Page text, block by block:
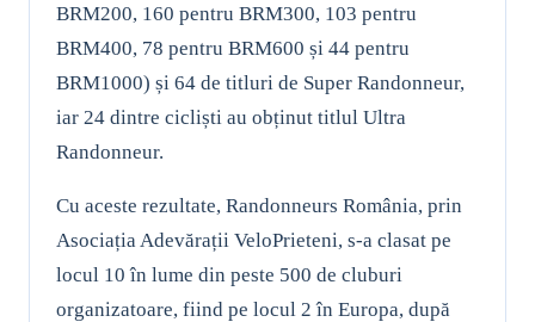
BRM200, 160 pentru BRM300, 103 pentru
BRM400, 78 pentru BRM600 și 44 pentru
BRM1000) și 64 de titluri de Super Randonneur,
iar 24 dintre cicliști au obținut titlul Ultra
Randonneur.
Cu aceste rezultate, Randonneurs România, prin
Asociația Adevărații VeloPrieteni, s-a clasat pe
locul 10 în lume din peste 500 de cluburi
organizatoare, fiind pe locul 2 în Europa, după